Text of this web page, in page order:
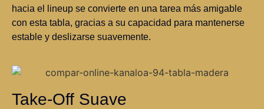
hacia el lineup se convierte en una tarea más amigable
con esta tabla, gracias a su capacidad para mantenerse
estable y deslizarse suavemente.
Take-Off Suave